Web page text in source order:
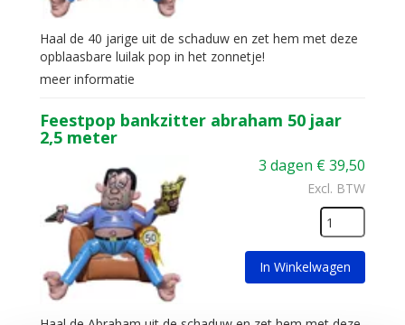
Haal de 40 jarige uit de schaduw en zet hem met deze
opblaasbare luilak pop in het zonnetje!
meer informatie
Feestpop bankzitter abraham 50 jaar
2,5 meter
3 dagen €39,50
Excl. BTW
In Winkelwagen